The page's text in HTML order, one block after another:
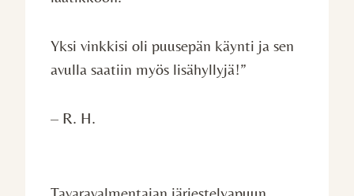
Yksi vinkkisi oli puusepän käynti ja sen
avulla saatiin myös lisähyllyjä!”
– R. H.
Tavaravalmentajan järjestelyapuun